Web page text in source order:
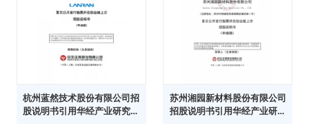
杭州蓝然技术股份有限公司招
股说明书引用华经产业研究院
苏州湘园新材料股份有限公司
招股说明书引用华经产业研究